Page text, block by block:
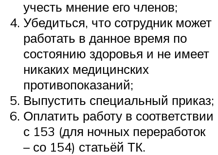
учесть мнение его членов;
Убедиться, что сотрудник может
работать в данное время по
состоянию здоровья и не имеет
никаких медицинских
противопоказаний;
Выпустить специальный приказ;
Оплатить работу в соответствии
с 153 (для ночных переработок
– со 154) статьёй ТК.